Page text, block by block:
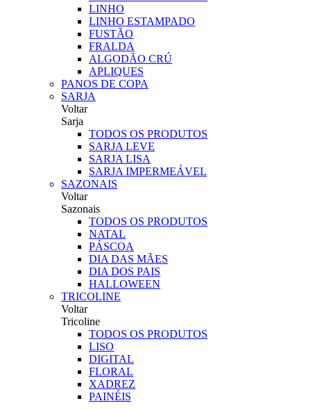
LINHO
LINHO ESTAMPADO
FUSTÃO
FRALDA
ALGODÃO CRÚ
APLIQUES
PANOS DE COPA
SARJA
Voltar
Sarja
TODOS OS PRODUTOS
SARJA LEVE
SARJA LISA
SARJA IMPERMEÁVEL
SAZONAIS
Voltar
Sazonais
TODOS OS PRODUTOS
NATAL
PÁSCOA
DIA DAS MÃES
DIA DOS PAIS
HALLOWEEN
TRICOLINE
Voltar
Tricoline
TODOS OS PRODUTOS
LISO
DIGITAL
FLORAL
XADREZ
PAINÉIS